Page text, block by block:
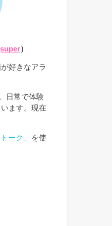
）
好きなアラ
日常で体験
ます。現在
ーク」
を使